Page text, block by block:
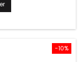
-10%